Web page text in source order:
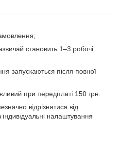
становить 1–3 робочі
запускаються після повної
при передплаті 150 грн.
відрізнятися від
налаштування